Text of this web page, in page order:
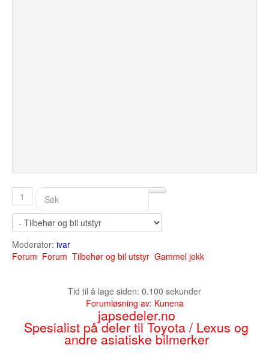
1
Moderator: ivar
Forum Forum Tilbehør og bil utstyr Gammel jekk
Tid til å lage siden: 0.100 sekunder
Forumløsning av: Kunena
japsedeler.no
Spesialist på deler til Toyota / Lexus og
andre asiatiske bilmerker